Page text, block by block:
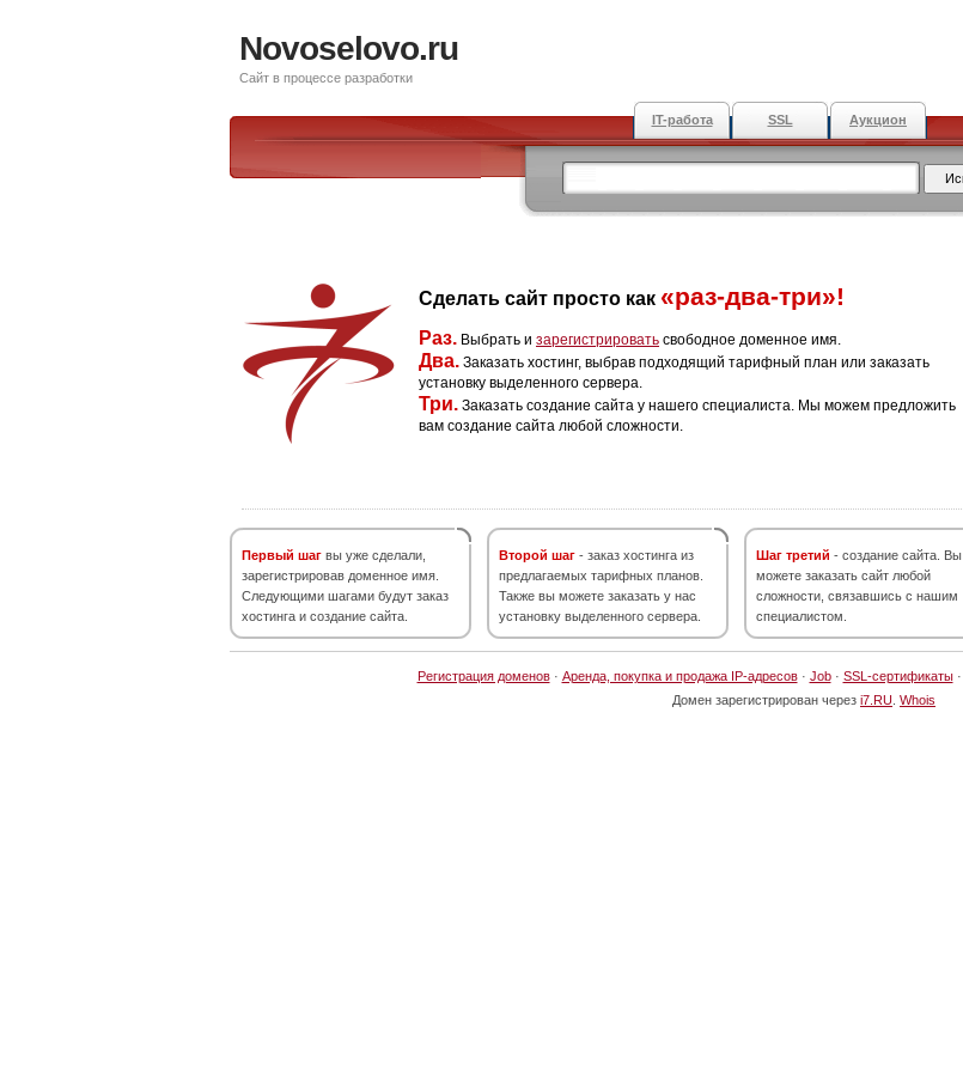
Novoselovo.ru
Сайт в процессе разработки
IT-работа SSL Аукцион
Сделать сайт просто как «раз-два-три»!
Раз. Выбрать и зарегистрировать свободное доменное имя.
Два. Заказать хостинг, выбрав подходящий тарифный план или заказать
установку выделенного сервера.
Три. Заказать создание сайта у нашего специалиста. Мы можем предложить
вам создание сайта любой сложности.
Первый шаг вы уже сделали,
зарегистрировав доменное имя.
Следующими шагами будут заказ
хостинга и создание сайта.
Второй шаг - заказ хостинга из
предлагаемых тарифных планов.
Также вы можете заказать у нас
установку выделенного сервера.
Шаг третий - создание сайта. Вы
можете заказать сайт любой
сложности, связавшись с нашим
специалистом.
Регистрация доменов· Аренда, покупка и продажа IP-адресов· Job· SSL-сертификаты·
Домен зарегистрирован через i7.RU Whois